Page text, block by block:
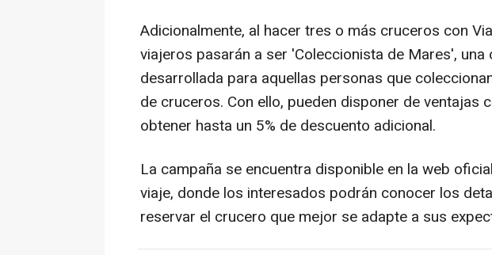
Adicionalmente, al hacer tres o más cruceros con
viajeros pasarán a ser 'Coleccionista de Mares', una
desarrollada para aquellas personas que
de cruceros. Con ello, pueden disponer de ventajas
obtener hasta un 5% de descuento adicional.
La campaña se encuentra disponible en la web
viaje, donde los interesados podrán conocer los
reservar el crucero que mejor se adapte a sus